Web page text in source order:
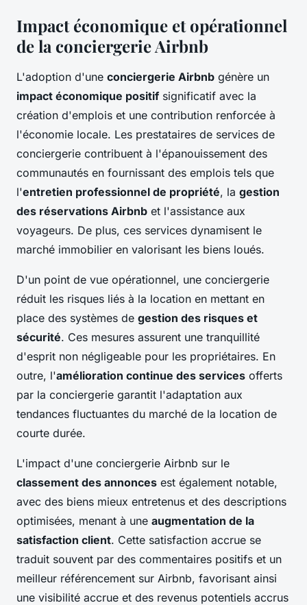
Impact économique et opérationnel
de la conciergerie Airbnb
L'adoption d'une conciergerie Airbnb génère un
impact économique positif significatif avec la
création d'emplois et une contribution renforcée à
l'économie locale. Les prestataires de services de
conciergerie contribuent à l'épanouissement des
communautés en fournissant des emplois tels que
l'entretien professionnel de propriété, la gestion
des réservations Airbnb et l'assistance aux
voyageurs. De plus, ces services dynamisent le
marché immobilier en valorisant les biens loués.
D'un point de vue opérationnel, une conciergerie
réduit les risques liés à la location en mettant en
place des systèmes de gestion des risques et
sécurité. Ces mesures assurent une tranquillité
d'esprit non négligeable pour les propriétaires. En
outre, l'amélioration continue des services offerts
par la conciergerie garantit l'adaptation aux
tendances fluctuantes du marché de la location de
courte durée.
L'impact d'une conciergerie Airbnb sur le
classement des annonces est également notable,
avec des biens mieux entretenus et des descriptions
optimisées, menant à une augmentation de la
satisfaction client. Cette satisfaction accrue se
traduit souvent par des commentaires positifs et un
meilleur référencement sur Airbnb, favorisant ainsi
une visibilité accrue et des revenus potentiels accrus